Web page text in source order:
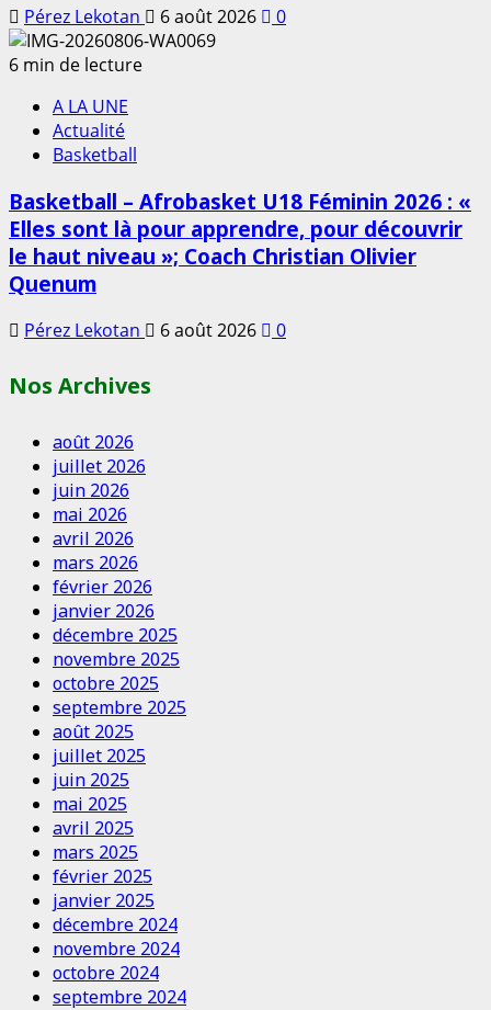
Pérez Lekotan 6 août 2026
0
6 min de lecture
A LA UNE
Actualité
Basketball
Basketball – Afrobasket U18 Féminin 2026 : «
Elles sont là pour apprendre, pour découvrir
le haut niveau »; Coach Christian Olivier
Quenum
Pérez Lekotan 6 août 2026 0
Nos Archives
août 2026
juillet 2026
juin 2026
mai 2026
avril 2026
mars 2026
février 2026
janvier 2026
décembre 2025
novembre 2025
octobre 2025
septembre 2025
août 2025
juillet 2025
juin 2025
mai 2025
avril 2025
mars 2025
février 2025
janvier 2025
décembre 2024
novembre 2024
octobre 2024
septembre 2024